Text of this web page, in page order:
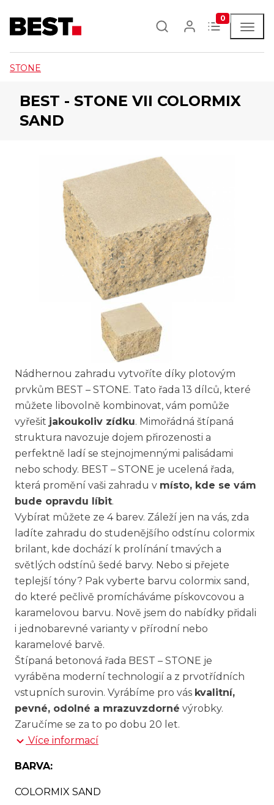
0
STONE
BEST - STONE VII COLORMIX
SAND
Nádhernou zahradu vytvoříte díky plotovým
prvkům BEST – STONE. Tato řada 13 dílců, které
můžete libovolně kombinovat, vám pomůže
vyřešit jakoukoliv zídku. Mimořádná štípaná
struktura navozuje dojem přirozenosti a
perfektně ladí se stejnojmennými palisádami
nebo schody. BEST – STONE je ucelená řada,
která promění vaši zahradu v místo, kde se vám
bude opravdu líbit.
Vybírat můžete ze 4 barev. Záleží jen na vás, zda
ladíte zahradu do studenějšího odstínu colormix
brilant, kde dochází k prolínání tmavých a
světlých odstínů šedé barvy. Nebo si přejete
teplejší tóny? Pak vyberte barvu colormix sand,
do které pečlivě promícháváme pískovcovou a
karamelovou barvu. Nově jsem do nabídky přidali
i jednobarevné varianty v přírodní nebo
karamelové barvě.
Štípaná betonová řada BEST – STONE je
vyráběna moderní technologií a z prvotřídních
vstupních surovin. Vyrábíme pro vás kvalitní,
pevné, odolné a mrazuvzdorné výrobky.
Zaručíme se za to po dobu 20 let.
Více informací
BARVA:
COLORMIX SAND